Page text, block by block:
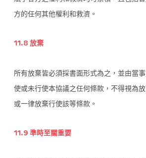
方的任何其他權利和救濟。
11.8 放棄
所有放棄皆必須採書面形式為之，並由當
使或未行使本協議之任何條款，不得視為
或一律放棄行使該等條款。
11.9 準時至關重要